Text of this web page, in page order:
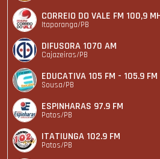
CORREIO DO VALE FM 100,9
Itaporanga/PB
DIFUSORA 1070 AM
Cajazeiras/PB
EDUCATIVA 105 FM - 105.9 FM
Sousa/PB
ESPINHARAS 97.9 FM
Patos/PB
ITATIUNGA 102.9 FM
Patos/PB